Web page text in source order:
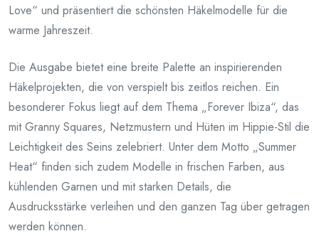
Love“ und präsentiert die schönsten Häkelmodelle für die
warme Jahreszeit.
Die Ausgabe bietet eine breite Palette an inspirierenden
Häkelprojekten, die von verspielt bis zeitlos reichen. Ein
besonderer Fokus liegt auf dem Thema „Forever Ibiza“, das
mit Granny Squares, Netzmustern und Hüten im Hippie-Stil die
Leichtigkeit des Seins zelebriert. Unter dem Motto „Summer
Heat“ finden sich zudem Modelle in frischen Farben, aus
kühlenden Garnen und mit starken Details, die
Ausdrucksstärke verleihen und den ganzen Tag über getragen
werden können.